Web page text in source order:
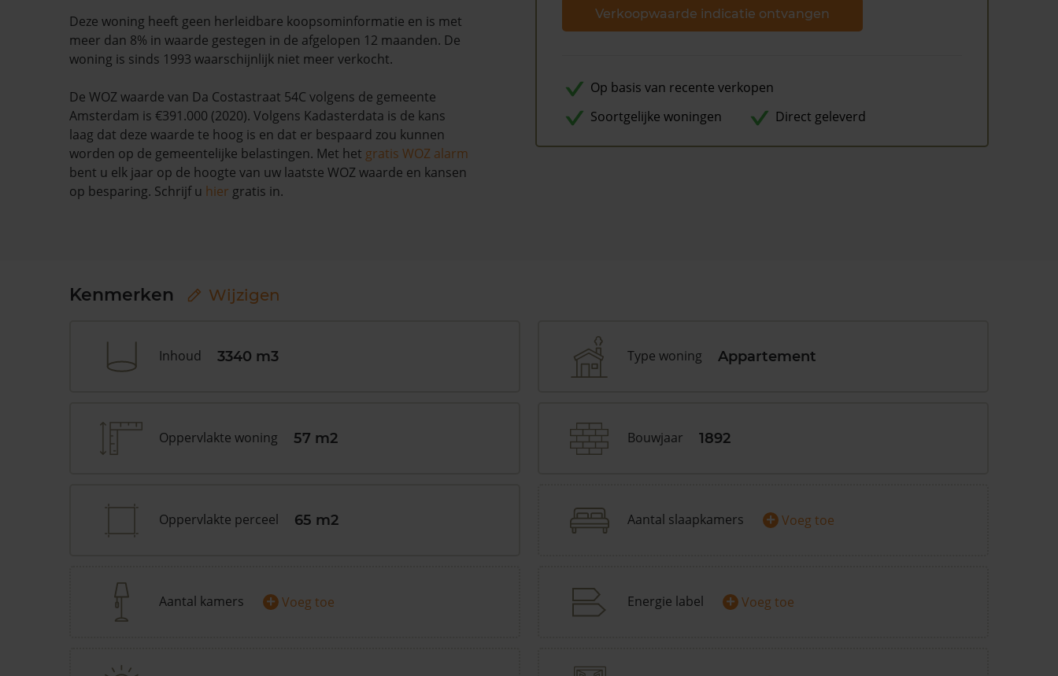
Deze woning heeft geen herleidbare koopsominformatie en is met
meer dan 8% in waarde gestegen in de afgelopen 12 maanden. De
woning is sinds 1993 waarschijnlijk niet meer verkocht.
De WOZ waarde van Da Costastraat 54C volgens de gemeente
Amsterdam is €391.000 (2020). Volgens Kadasterdata is de kans
laag dat deze waarde te hoog is en dat er bespaard zou kunnen
worden op de gemeentelijke belastingen. Met het gratis WOZ alarm
bent u elk jaar op de hoogte van uw laatste WOZ waarde en kansen
op besparing. Schrijf u hier gratis in.
Verkoopwaarde indicatie ontvangen
Op basis van recente verkopen
Soortgelijke woningen
Direct geleverd
Kenmerken Wijzigen
Inhoud 3340 m3 Type woning Appartement
Oppervlakte woning 57 m2 Bouwjaar 1892
Oppervlakte perceel 65 m2 Aantal slaapkamers + Voeg toe
Aantal kamers + Voeg toe Energie label + Voeg toe